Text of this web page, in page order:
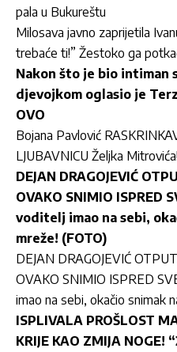
pala u Bukureštu
Milosava javno zaprijetila
trebaće ti!” Žestoko ga
Nakon što je bio intiman
djevojkom oglasio je
OVO
Bojana Pavlović
LJUBAVNICU Željka
DEJAN DRAGOJEVIĆ
OVAKO SNIMIO ISPRED
voditelj imao na sebi,
mreže! (FOTO)
DEJAN DRAGOJEVIĆ
OVAKO SNIMIO ISPRED
imao na sebi, okačio snimak
ISPLIVALA PROŠLOST
KRIJE KAO ZMIJA